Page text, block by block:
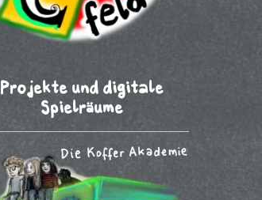
Projekte und digitale
Spielräume